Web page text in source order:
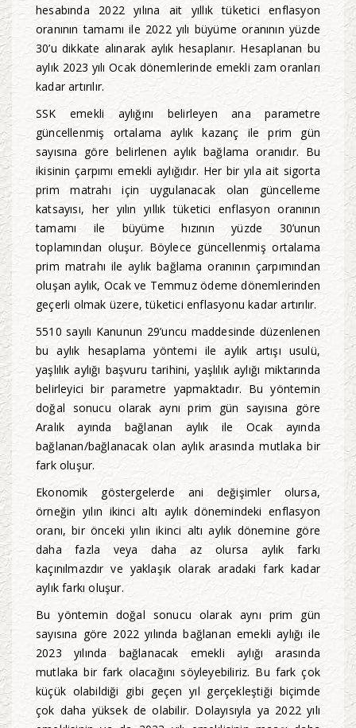
hesabında 2022 yılına ait yıllık tüketici enflasyon
oranının tamamı ile 2022 yılı büyüme oranının yüzde
30’u dikkate alınarak aylık hesaplanır. Hesaplanan bu
aylık 2023 yılı Ocak dönemlerinde emekli zam oranları
kadar artırılır.
SSK emekli aylığını belirleyen ana parametre
güncellenmiş ortalama aylık kazanç ile prim gün
sayısına göre belirlenen aylık bağlama oranıdır. Bu
ikisinin çarpımı emekli aylığıdır. Her bir yıla ait sigorta
prim matrahı için uygulanacak olan güncelleme
katsayısı, her yılın yıllık tüketici enflasyon oranının
tamamı ile büyüme hızının yüzde 30’unun
toplamından oluşur. Böylece güncellenmiş ortalama
prim matrahı ile aylık bağlama oranının çarpımından
oluşan aylık, Ocak ve Temmuz ödeme dönemlerinden
geçerli olmak üzere, tüketici enflasyonu kadar artırılır.
5510 sayılı Kanunun 29’uncu maddesinde düzenlenen
bu aylık hesaplama yöntemi ile aylık artışı usulü,
yaşlılık aylığı başvuru tarihini, yaşlılık aylığı miktarında
belirleyici bir parametre yapmaktadır. Bu yöntemin
doğal sonucu olarak aynı prim gün sayısına göre
Aralık ayında bağlanan aylık ile Ocak ayında
bağlanan/bağlanacak olan aylık arasında mutlaka bir
fark oluşur.
Ekonomik göstergelerde ani değişimler olursa,
örneğin yılın ikinci altı aylık dönemindeki enflasyon
oranı, bir önceki yılın ikinci altı aylık dönemine göre
daha fazla veya daha az olursa aylık farkı
kaçınılmazdır ve yaklaşık olarak aradaki fark kadar
aylık farkı oluşur.
Bu yöntemin doğal sonucu olarak aynı prim gün
sayısına göre 2022 yılında bağlanan emekli aylığı ile
2023 yılında bağlanacak emekli aylığı arasında
mutlaka bir fark olacağını söyleyebiliriz. Bu fark çok
küçük olabildiği gibi geçen yıl gerçekleştiği biçimde
çok daha yüksek de olabilir. Dolayısıyla ya 2022 yılı